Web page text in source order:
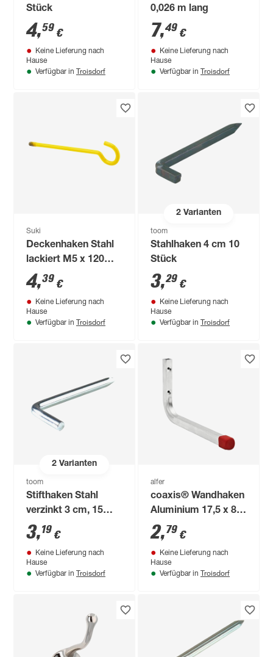
Stück
4,59 €
Keine Lieferung nach
Hause
Verfügbar in Troisdorf
0,026 m lang
7,49 €
Keine Lieferung nach
Hause
Verfügbar in Troisdorf
Suki
Deckenhaken Stahl
lackiert M5 x 120
mm 1 Stück
4,39 €
Keine Lieferung nach
Hause
Verfügbar in Troisdorf
2Varianten
toom
Stahlhaken 4 cm 10
Stück
3,29 €
Keine Lieferung nach
Hause
Verfügbar in Troisdorf
2Varianten
toom
Stifthaken Stahl
verzinkt 3 cm, 15
Stück
3,19 €
Keine Lieferung nach
Hause
Verfügbar in Troisdorf
alfer
coaxis® Wandhaken
Aluminium 17,5 x 8
cm
2,79 €
Keine Lieferung nach
Hause
Verfügbar in Troisdorf